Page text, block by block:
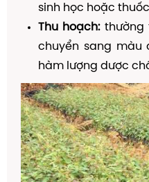
sinh học hoặc
Thu hoạch:thường
chuyển sang
hàm lượng dược